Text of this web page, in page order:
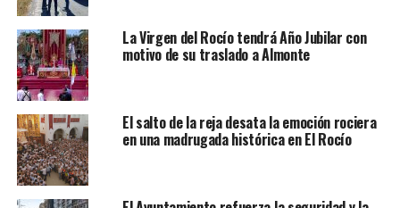
La Virgen del Rocío tendrá Año Jubilar con
motivo de su traslado a Almonte
El salto de la reja desata la emoción rociera
en una madrugada histórica en El Rocío